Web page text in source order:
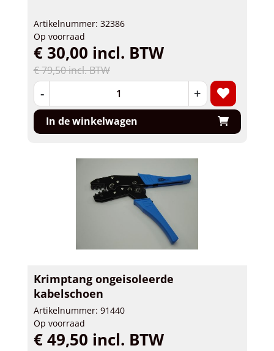
Artikelnummer: 32386
Op voorraad
€ 79,50 incl. BTW
€ 30,00 incl. BTW
- +
In de winkelwagen
Krimptang ongeisoleerde
kabelschoen
Artikelnummer: 91440
Op voorraad
€ 49,50 incl. BTW